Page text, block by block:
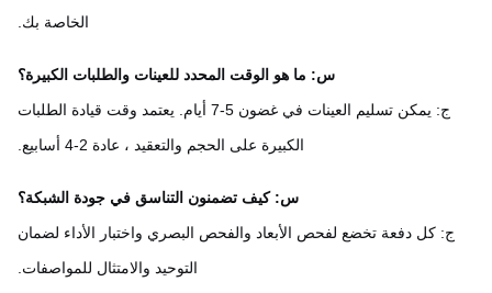
الخاصة بك.
س: ما هو الوقت المحدد للعينات والطلبات الكبيرة؟
ج: يمكن تسليم العينات في غضون 5-7 أيام. يعتمد وقت قيادة الطلبات
الكبيرة على الحجم والتعقيد ، عادة 2-4 أسابيع.
س: كيف تضمنون التناسق في جودة الشبكة؟
ج: كل دفعة تخضع لفحص الأبعاد والفحص البصري واختبار الأداء لضمان
التوحيد والامتثال للمواصفات.